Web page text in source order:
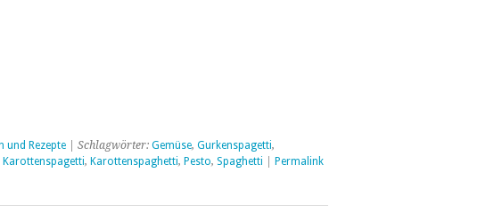
und Rezepte| Schlagwörter: Gemüse, Gurkenspagetti,
Karottenspagetti, Karottenspaghetti, Pesto, Spaghetti Permalink